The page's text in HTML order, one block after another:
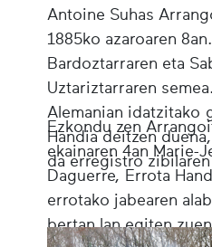
Antoine Suhas
1885ko azaroaren
Bardoztarraren eta
Uztariztarraren
Alemanian idatzitako
Handia deitzen
da erregistro
Ezkondu zen
ekainaren 4an Marie-
Daguerre, Errota
errotako jabearen
bertan lan egiten